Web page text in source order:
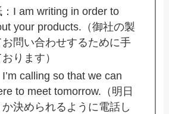
I am writing in order to
your products.（御社の製
問い合わせするために手
ります）
calling so that we can
to meet tomorrow.（明日
か決められるように電話し